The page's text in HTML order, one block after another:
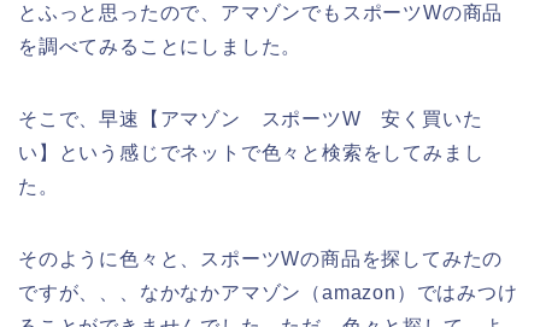
とふっと思ったので、アマゾンでもスポーツWの商品
を調べてみることにしました。
そこで、早速【アマゾン スポーツW 安く買いた
い】という感じでネットで色々と検索をしてみまし
た。
そのように色々と、スポーツWの商品を探してみたの
ですが、、、なかなかアマゾン（amazon）ではみつけ